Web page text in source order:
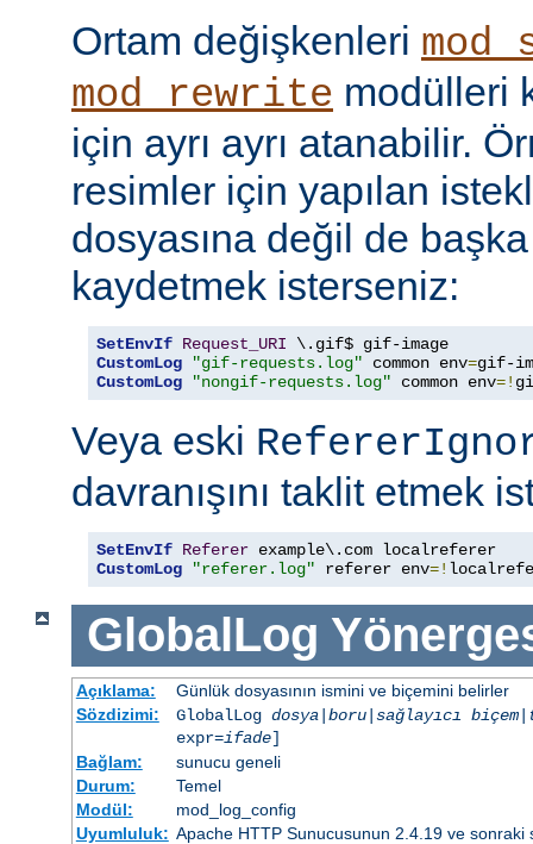
Ortam değişkenleri
mod_rewrite modülleri
için ayrı ayrı atanabilir.
resimler için yapılan
dosyasına değil de
kaydetmek isterseniz:
SetEnvIf Request_URI
CustomLog
"gif-requests.log" common env=
CustomLog
"nongif-requests.log" common env=!
Veya eski
davranışını taklit etmek
SetEnvIf Referer
CustomLog
"referer.log" referer env=!
GlobalLog
Açıklama:
Günlük dosyasının ismini ve biçemini belirler
Sözdizimi:
GlobalLog dosya| boru| sağlayıcı biçem|
expr=ifade]
Bağlam:
sunucu geneli
Durum:
Temel
Modül:
mod_log_config
Uyumluluk: Apache HTTP Sunucusunun 2.4.19 ve sonraki